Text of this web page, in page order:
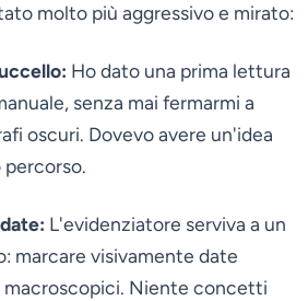
molto più aggressivo e mirato:
Ho dato una prima lettura
senza mai fermarmi a
oscuri. Dovevo avere un'idea
L'evidenziatore serviva a un
marcare visivamente date
macroscopici. Niente concetti